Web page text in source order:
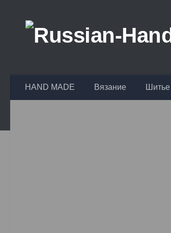
HAND MADE Вязание Шитье